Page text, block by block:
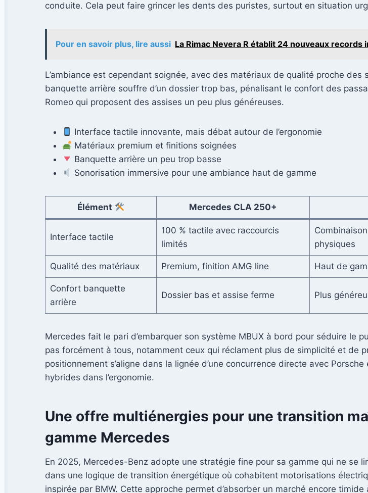
conduite. Cela peut faire grincer les dents des puristes, surtout en situation
Pour en savoir plus, lire aussi La Rimac Nevera R établit 24 nouveaux records
L’ambiance est cependant soignée, avec des matériaux de qualité proche
banquette arrière souffre d’un dossier trop bas, pénalisant le confort des
Romeo qui proposent des assises un peu plus généreuses.
Interface tactile innovante, mais débat autour de l’ergonomie
Matériaux premium et finitions soignées
Banquette arrière un peu trop basse
Sonorisation immersive pour une ambiance haut de gamme
Élément Mercedes CLA 250+
Interface tactile
100 % tactile avec raccourcis
limités
physiques
Qualité des matériaux Premium, finition AMG line Haut de
Confort banquette
arrière
Dossier bas et assise ferme Plus
Mercedes fait le pari d’embarquer son système MBUX à bord pour séduire le
pas forcément à tous, notamment ceux qui réclament plus de simplicité et de
positionnement s’aligne dans la lignée d’une concurrence directe avec
hybrides dans l’ergonomie.
Une offre multiénergies pour une transition
gamme Mercedes
En 2025, Mercedes-Benz adopte une stratégie fine pour sa gamme qui ne se
dans une logique de transition énergétique où cohabitent motorisations
inspirée par BMW. Cette approche permet d’absorber un marché encore